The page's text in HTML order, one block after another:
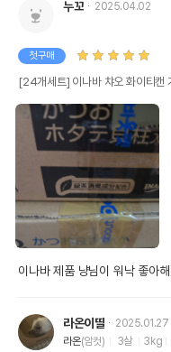
누꼬 2025.04.02
첫구매
[24개세트] 이나바 챠오 화이티
이나바 제품 냥님이 워낙 좋아
라온이딸
2025.01.27
라온(암컷) 3살 3kg